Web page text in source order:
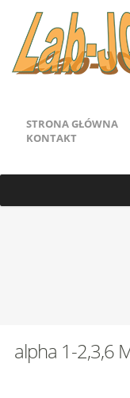
STRONA GŁÓWNA
KONTAKT
alpha 1-2,3,6